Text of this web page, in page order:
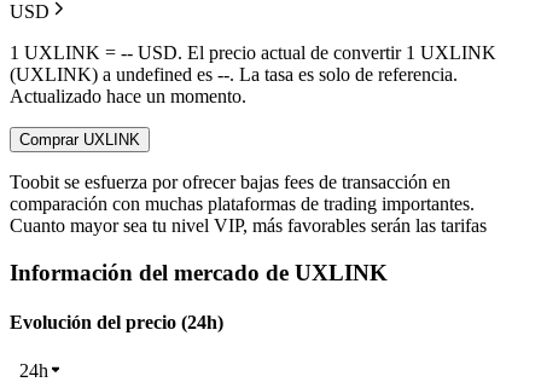
USD
1 UXLINK = -- USD. El precio actual de convertir 1 UXLINK
(UXLINK) a undefined es --. La tasa es solo de referencia.
Actualizado hace un momento.
Comprar UXLINK
Toobit se esfuerza por ofrecer bajas fees de transacción en
comparación con muchas plataformas de trading importantes.
Cuanto mayor sea tu nivel VIP, más favorables serán las tarifas
Información del mercado de UXLINK
Evolución del precio (24h)
24h